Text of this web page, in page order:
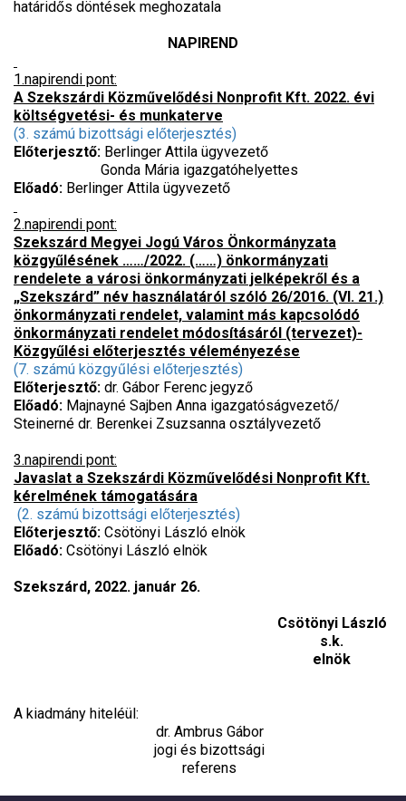
határidős döntések meghozatala
NAPIREND
1.napirendi pont:
A Szekszárdi Közművelődési Nonprofit Kft. 2022. évi
költségvetési- és munkaterve
(3. számú bizottsági előterjesztés)
Előterjesztő: Berlinger Attila ügyvezető
Gonda Mária igazgatóhelyettes
Előadó: Berlinger Attila ügyvezető
2.napirendi pont:
Szekszárd Megyei Jogú Város Önkormányzata
közgyűlésének ……/2022. (……) önkormányzati
rendelete a városi önkormányzati jelképekről és a
„Szekszárd” név használatáról szóló 26/2016. (VI. 21.)
önkormányzati rendelet, valamint más kapcsolódó
önkormányzati rendelet módosításáról (tervezet)-
Közgyűlési előterjesztés véleményezése
(7. számú közgyűlési előterjesztés)
Előterjesztő: dr. Gábor Ferenc jegyző
Előadó: Majnayné Sajben Anna igazgatóságvezető/
Steinerné dr. Berenkei Zsuzsanna osztályvezető
3.napirendi pont:
Javaslat a Szekszárdi Közművelődési Nonprofit Kft.
kérelmének támogatására
(2. számú bizottsági előterjesztés)
Előterjesztő: Csötönyi László elnök
Előadó: Csötönyi László elnök
Szekszárd, 2022. január 26.
Csötönyi László
s.k.
elnök
A kiadmány hiteléül:
dr. Ambrus Gábor
jogi és bizottsági
referens